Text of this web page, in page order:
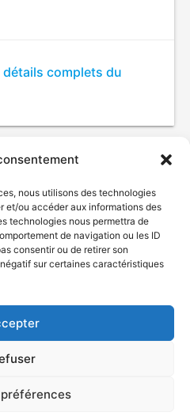
nous utilisons des technologies
et/ou accéder aux informations des
technologies nous permettra de
de navigation ou les ID
consentir ou de retirer son
sur certaines caractéristiques
détails complets du
du Québec, 2026
joindre
du site
l'information
confidentialité